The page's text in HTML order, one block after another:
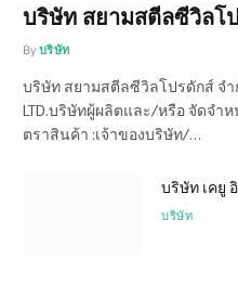
บริษัท สยามสตีลซีวิลโ
By บริษัท
บริษัท สยามสตีลซีวิลโปรดักส์ จำกัด
LTD.บริษัทผู้ผลิตและ/หรือ จัดจ
ตราสินค้า :เจ้าของบริษัท/…
บริษัท เคยู
บริษัท